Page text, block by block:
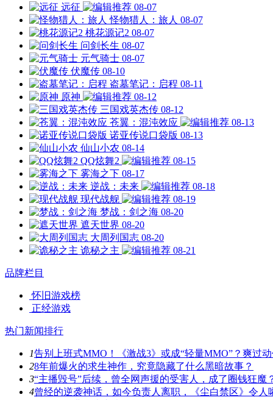
远征
08-07
怪物猎人：旅人 08-07
桃花源记2 08-07
问剑长生 08-07
元气骑士 08-07
伏魔传 08-10
盗墓笔记：启程 08-11
原神
08-12
三国戏英杰传 08-12
苍翼：混沌效应
08-13
诺亚传说口袋版 08-13
仙山小农 08-14
QQ炫舞2
08-15
雾海之下 08-17
逆战：未来
08-18
现代战舰
08-19
梦战：剑之海 08-20
遮天世界 08-20
大周列国志 08-20
诡秘之主
08-21
品牌栏目
怀旧游戏榜
正经游戏
热门新闻排行
1告别上班式MMO！《激战3》或成“轻量MMO”？爽过
28年前爆火的求生神作，究竟隐藏了什么黑暗故事？
3“主播毁号”后续，曾全网声援的受害人，成了圈钱狂魔
4曾经的逆袭神话，如今负责人离职，《尘白禁区》令人